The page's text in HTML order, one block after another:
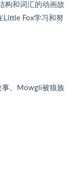
构和词汇的动画故
Little Fox学习和努
事。Mowgli被狼族